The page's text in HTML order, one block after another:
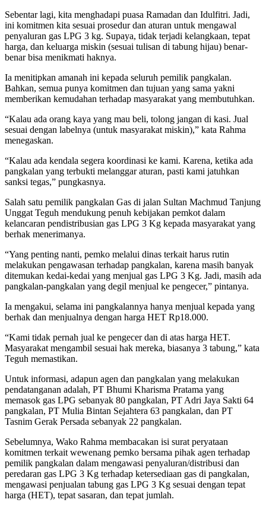
Sebentar lagi, kita menghadapi puasa Ramadan dan Idulfitri. Jadi,
ini komitmen kita sesuai prosedur dan aturan untuk mengawal
penyaluran gas LPG 3 kg. Supaya, tidak terjadi kelangkaan, tepat
harga, dan keluarga miskin (sesuai tulisan di tabung hijau) benar-
benar bisa menikmati haknya.
Ia menitipkan amanah ini kepada seluruh pemilik pangkalan.
Bahkan, semua punya komitmen dan tujuan yang sama yakni
memberikan kemudahan terhadap masyarakat yang membutuhkan.
“Kalau ada orang kaya yang mau beli, tolong jangan di kasi. Jual
sesuai dengan labelnya (untuk masyarakat miskin),” kata Rahma
menegaskan.
“Kalau ada kendala segera koordinasi ke kami. Karena, ketika ada
pangkalan yang terbukti melanggar aturan, pasti kami jatuhkan
sanksi tegas,” pungkasnya.
Salah satu pemilik pangkalan Gas di jalan Sultan Machmud Tanjung
Unggat Teguh mendukung penuh kebijakan pemkot dalam
kelancaran pendistribusian gas LPG 3 Kg kepada masyarakat yang
berhak menerimanya.
“Yang penting nanti, pemko melalui dinas terkait harus rutin
melakukan pengawasan terhadap pangkalan, karena masih banyak
ditemukan kedai-kedai yang menjual gas LPG 3 Kg. Jadi, masih ada
pangkalan-pangkalan yang degil menjual ke pengecer,” pintanya.
Ia mengakui, selama ini pangkalannya hanya menjual kepada yang
berhak dan menjualnya dengan harga HET Rp18.000.
“Kami tidak pernah jual ke pengecer dan di atas harga HET.
Masyarakat mengambil sesuai hak mereka, biasanya 3 tabung,” kata
Teguh memastikan.
Untuk informasi, adapun agen dan pangkalan yang melakukan
pendatanganan adalah, PT Bhumi Kharisma Pratama yang
memasok gas LPG sebanyak 80 pangkalan, PT Adri Jaya Sakti 64
pangkalan, PT Mulia Bintan Sejahtera 63 pangkalan, dan PT
Tasnim Gerak Persada sebanyak 22 pangkalan.
Sebelumnya, Wako Rahma membacakan isi surat peryataan
komitmen terkait wewenang pemko bersama pihak agen terhadap
pemilik pangkalan dalam mengawasi penyaluran/distribusi dan
peredaran gas LPG 3 Kg terhadap ketersediaan gas di pangkalan,
mengawasi penjualan tabung gas LPG 3 Kg sesuai dengan tepat
harga (HET), tepat sasaran, dan tepat jumlah.